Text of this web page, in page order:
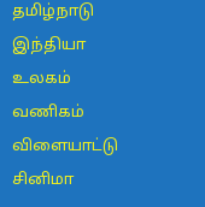
தமிழ்நாடு
இந்தியா
உலகம்
வணிகம்
விளையாட்டு
சினிமா